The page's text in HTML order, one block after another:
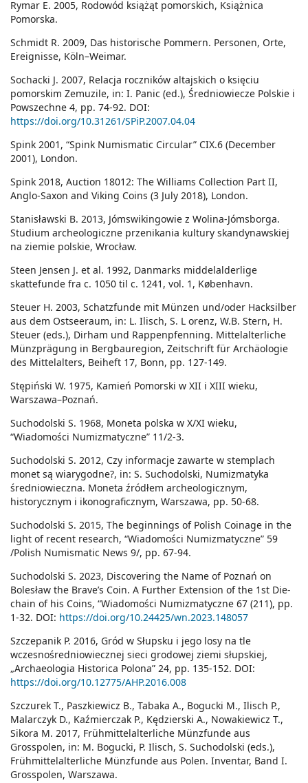
Rymar E. 2005, Rodowód książąt pomorskich, Książnica
Pomorska.
Schmidt R. 2009, Das historische Pommern. Personen, Orte,
Ereignisse, Köln–Weimar.
Sochacki J. 2007, Relacja roczników altajskich o księciu
pomorskim Zemuzile, in: I. Panic (ed.), Średniowiecze Polskie i
Powszechne 4, pp. 74-92. DOI:
https://doi.org/10.31261/SPiP.2007.04.04
Spink 2001, “Spink Numismatic Circular” CIX.6 (December
2001), London.
Spink 2018, Auction 18012: The Williams Collection Part II,
Anglo-Saxon and Viking Coins (3 July 2018), London.
Stanisławski B. 2013, Jómswikingowie z Wolina-Jómsborga.
Studium archeologiczne przenikania kultury skandynawskiej
na ziemie polskie, Wrocław.
Steen Jensen J. et al. 1992, Danmarks middelalderlige
skattefunde fra c. 1050 til c. 1241, vol. 1, København.
Steuer H. 2003, Schatzfunde mit Münzen und/oder Hacksilber
aus dem Ostseeraum, in: L. Ilisch, S. L orenz, W.B. Stern, H.
Steuer (eds.), Dirham und Rappenpfenning. Mittelalterliche
Münzprägung in Bergbauregion, Zeitschrift für Archäologie
des Mittelalters, Beiheft 17, Bonn, pp. 127-149.
Stępiński W. 1975, Kamień Pomorski w XII i XIII wieku,
Warszawa–Poznań.
Suchodolski S. 1968, Moneta polska w X/XI wieku,
“Wiadomości Numizmatyczne” 11/2-3.
Suchodolski S. 2012, Czy informacje zawarte w stemplach
monet są wiarygodne?, in: S. Suchodolski, Numizmatyka
średniowieczna. Moneta źródłem archeologicznym,
historycznym i ikonograficznym, Warszawa, pp. 50-68.
Suchodolski S. 2015, The beginnings of Polish Coinage in the
light of recent research, “Wiadomości Numizmatyczne” 59
/Polish Numismatic News 9/, pp. 67-94.
Suchodolski S. 2023, Discovering the Name of Poznań on
Bolesław the Brave’s Coin. A Further Extension of the 1st Die-
chain of his Coins, “Wiadomości Numizmatyczne 67 (211), pp.
1-32. DOI: https://doi.org/10.24425/wn.2023.148057
Szczepanik P. 2016, Gród w Słupsku i jego losy na tle
wczesnośredniowiecznej sieci grodowej ziemi słupskiej,
„Archaeologia Historica Polona” 24, pp. 135-152. DOI:
https://doi.org/10.12775/AHP.2016.008
Szczurek T., Paszkiewicz B., Tabaka A., Bogucki M., Ilisch P.,
Malarczyk D., Kaźmierczak P., Kędzierski A., Nowakiewicz T.,
Sikora M. 2017, Frühmittelalterliche Münzfunde aus
Grosspolen, in: M. Bogucki, P. Ilisch, S. Suchodolski (eds.),
Frühmittelalterliche Münzfunde aus Polen. Inventar, Band I.
Grosspolen, Warszawa.